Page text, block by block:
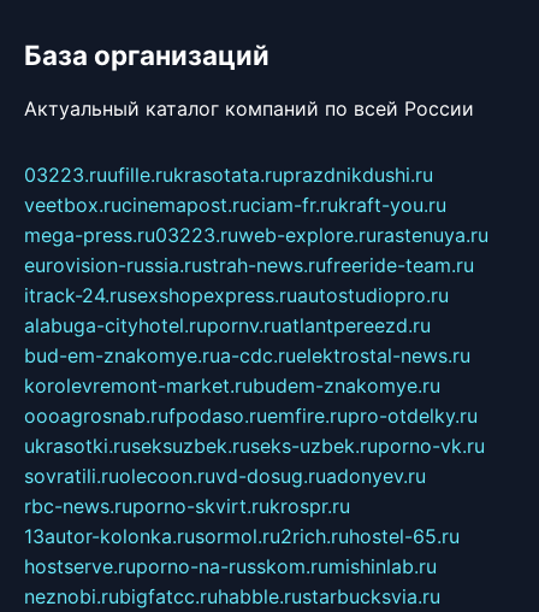
База организаций
Актуальный каталог компаний по всей России
03223.ruufille.rukrasotata.ruprazdnikdushi.ru
veetbox.rucinemapost.ruciam-fr.rukraft-you.ru
mega-press.ru03223.ruweb-explore.rurastenuya.ru
eurovision-russia.rustrah-news.rufreeride-team.ru
itrack-24.rusexshopexpress.ruautostudiopro.ru
alabuga-cityhotel.rupornv.ruatlantpereezd.ru
bud-em-znakomye.rua-cdc.ruelektrostal-news.ru
korolevremont-market.rubudem-znakomye.ru
oooagrosnab.rufpodaso.ruemfire.rupro-otdelky.ru
ukrasotki.ruseksuzbek.ruseks-uzbek.ruporno-vk.ru
sovratili.ruolecoon.ruvd-dosug.ruadonyev.ru
rbc-news.ruporno-skvirt.rukrospr.ru
13autor-kolonka.rusormol.ru2rich.ruhostel-65.ru
hostserve.ruporno-na-russkom.rumishinlab.ru
neznobi.rubigfatcc.ruhabble.rustarbucksvia.ru